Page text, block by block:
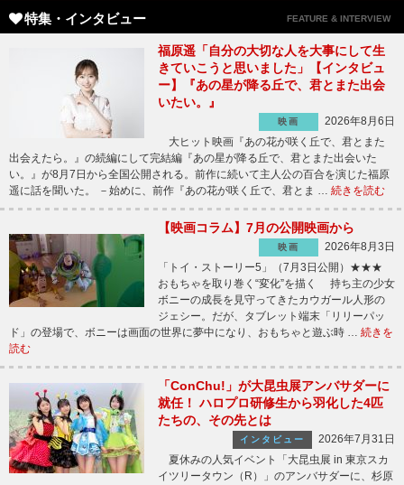
特集・インタビュー FEATURE & INTERVIEW
福原遥「自分の大切な人を大事にして生
きていこうと思いました」【インタビュ
ー】『あの星が降る丘で、君とまた出会
いたい。』
映画
2026年8月6日
大ヒット映画『あの花が咲く丘で、君とまた
出会えたら。』の続編にして完結編『あの星が降る丘で、君とまた出会いた
い。』が8月7日から全国公開される。前作に続いて主人公の百合を演じた福原
遥に話を聞いた。 －始めに、前作『あの花が咲く丘で、君とま … 続きを読む
【映画コラム】7月の公開映画から
映画
2026年8月3日
「トイ・ストーリー5」（7月3日公開）★★★
おもちゃを取り巻く“変化”を描く 持ち主の少女
ボニーの成長を見守ってきたカウガール人形の
ジェシー。だが、タブレット端末「リリーパッ
ド」の登場で、ボニーは画面の世界に夢中になり、おもちゃと遊ぶ時 … 続きを
読む
「ConChu!」が大昆虫展アンバサダーに
就任！ ハロプロ研修生から羽化した4匹
たちの、その先とは
インタビュー
2026年7月31日
夏休みの人気イベント「大昆虫展 in 東京スカ
イツリータウン（R）」のアンバサダーに、杉原